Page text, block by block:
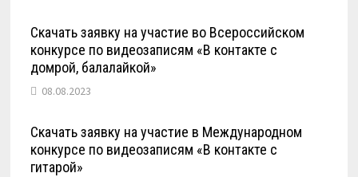
Скачать заявку на участие во Всероссийском
конкурсе по видеозаписям «В контакте с
домрой, балалайкой»
08.08.2023
Скачать заявку на участие в Международном
конкурсе по видеозаписям «В контакте с
гитарой»